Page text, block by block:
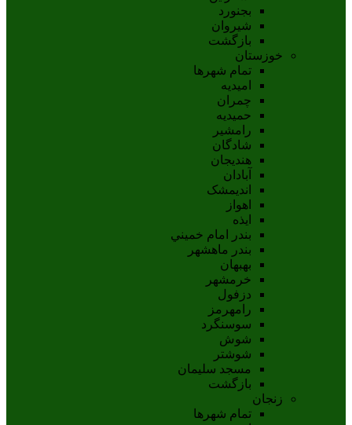
بجنورد
شيروان
بازگشت
خوزستان
تمام شهر‌ها
امیدیه
چمران
حمیدیه
رامشیر
شادگان
هندیجان
آبادان
انديمشک
اهواز
ايذه
بندر امام خميني
بندر ماهشهر
بهبهان
خرمشهر
دزفول
رامهرمز
سوسنگرد
شوش
شوشتر
مسجد سليمان
بازگشت
زنجان
تمام شهر‌ها